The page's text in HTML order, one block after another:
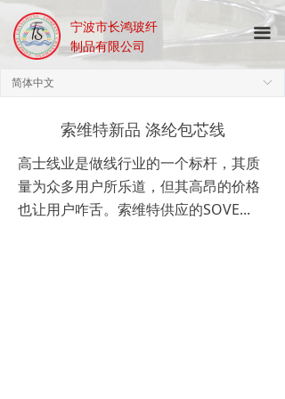
宁波市长鸿玻纤
制品有限公司
끀
ꀅ
简体中文
索维特新品 涤纶包芯线
高士线业是做线行业的一个标杆，其质
量为众多用户所乐道，但其高昂的价格
也让用户咋舌。索维特供应的SOVE...